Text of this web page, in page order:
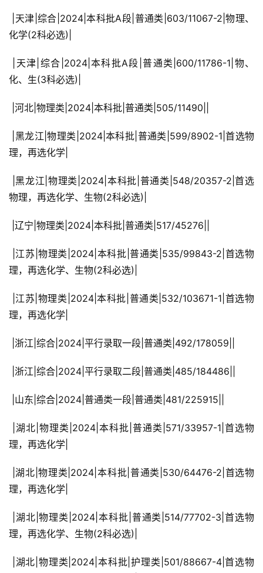
化学(2科必选)|
化、生(3科必选)|
|河北|物理类|2024|本科批|普通类|505/11490||
理，再选化学|
物理，再选化学、生物(2科必选)|
|辽宁|物理类|2024|本科批|普通类|517/45276||
理，再选化学、生物(2科必选)|
理，再选化学|
|浙江|综合|2024|平行录取一段|普通类|492/178059||
|浙江|综合|2024|平行录取二段|普通类|485/184486||
|山东|综合|2024|普通类一段|普通类|481/225915||
理，再选化学|
理，再选化学|
理，再选化学、生物(2科必选)|